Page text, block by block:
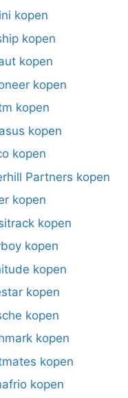
kopen
kopen
kopen
kopen
kopen
kopen
kopen
Partners kopen
kopen
kopen
kopen
kopen
kopen
kopen
kopen
kopen
kopen